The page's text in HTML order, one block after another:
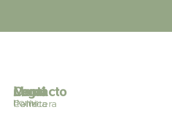
Legal
Política
Menú
Home
Contacto
Carretera